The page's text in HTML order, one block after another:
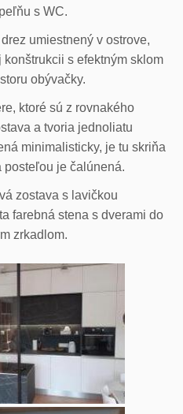
s WC.
umiestnený v ostrove,
s efektným sklom
obývačky.
ktoré sú z rovnakého
a tvoria jednoliatu
minimalisticky, je tu skriňa
posteľou je čalúnená.
zostava s lavičkou
farebná stena s dverami do
zrkadlom.